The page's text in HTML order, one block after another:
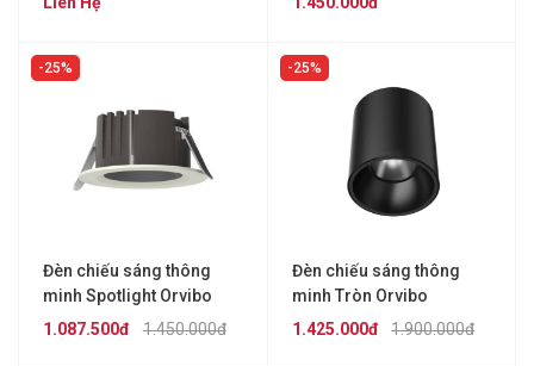
25%
Đèn chiếu sáng thông
minh Spotlight Orvibo
DT40Z07A
1.450.000đ
1.087.500đ
25%
Đèn chiếu sáng thông
minh Tròn Orvibo
DT60Z07B
1.900.000đ
1.425.000đ